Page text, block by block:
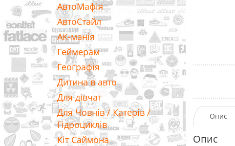
АвтоМафія
АвтоСтайл
АК-манія
Геймерам
Географія
Дитина в авто
Для дівчат
Для Човнів / Катерів /
Гідроциклів
Кіт Саймона
Опис
Опис